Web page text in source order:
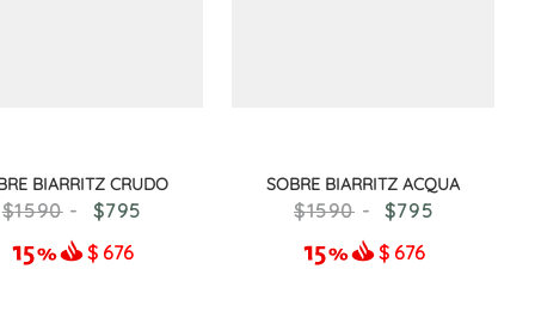
BIARRITZ CRUDO
1590
795
$ 676
SOBRE BIARRITZ ACQUA
1590
795
$ 676